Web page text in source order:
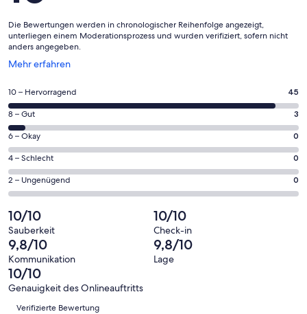
Die Bewertungen werden in chronologischer Reihenfolge angezeigt,
unterliegen einem Moderationsprozess und wurden verifiziert, sofern nicht
anders angegeben.
Mehr erfahren
Wird
einem
neuen
Fenster
geöffnet
45
von
insgesamt
49
Gästebewertungen
haben
eine
Bewertung
von
10
-
Hervorragend
10 – Hervorragend 45
3
von
insgesamt
49
Gästebewertungen
haben
Bewertung
von
8
-
Gut
8 – Gut 3
0
von
insgesamt
49
Gästebewertungen
haben
eine
Bewertung
von
6
-
Okay
6 – Okay 0
0
von
insgesamt
Gästebewertungen
haben
eine
Bewertung
von
4
4 – Schlecht 0
0
von
insgesamt
49
Gästebewertungen
haben
eine
Bewertung
2 – Ungenügend 0
10/10
Sauberkeit
10/10
Check-in
9,8/10
Kommunikation
9,8/10
Lage
10/10
Genauigkeit des Onlineauftritts
Bewertungen
Verifizierte Bewertung